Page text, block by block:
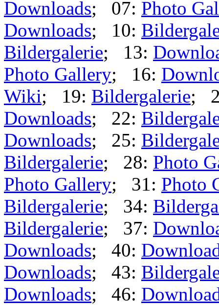
Downloads; 07: Photo
Downloads; 10:
Bildergalerie; 13:
Photo Gallery; 16:
Wiki; 19: Bildergalerie;
Downloads; 22:
Downloads; 25:
Bildergalerie; 28: Photo
Photo Gallery; 31: Photo
Bildergalerie; 34:
Bildergalerie; 37:
Downloads; 40:
Downloads; 43:
Downloads; 46: